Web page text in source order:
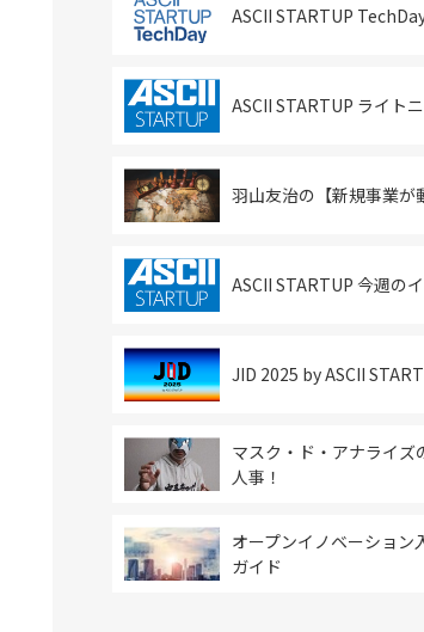
ASCII STARTUP
ASCII STARTUP ライト
羽山友治の【新規事業が
ASCII STARTUP 今週の
JID 2025 by ASCII
マスク・ド・アナライズ
人事！
オープンイノベーション
ガイド